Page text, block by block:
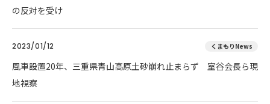
の反対を受け
2023/01/12 くまもりNews
風車設置20年、三重県青山高原土砂崩れ止まらず 室谷会長ら現
地視察